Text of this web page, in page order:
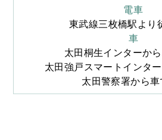
電車
東武線三枚橋駅より
車
太田桐生インターか
太田強戸スマートインタ
太田警察署から車